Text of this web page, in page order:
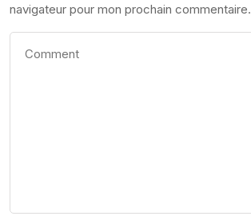
navigateur pour mon prochain commentaire.